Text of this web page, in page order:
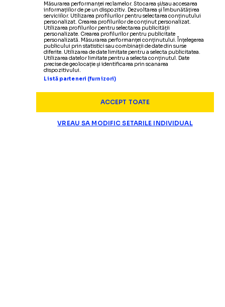
Măsurarea performanței reclamelor. Stocarea și/sau accesarea
informațiilor de pe un dispozitiv. Dezvoltarea și îmbunătățirea
serviciilor. Utilizarea profilurilor pentru selectarea conținutului
personalizat. Crearea profilurilor de conținut personalizat.
Utilizarea profilurilor pentru selectarea publicității
personalizate. Crearea profilurilor pentru publicitate
personalizată. Măsurarea performanței conținutului. Înțelegerea
publicului prin statistici sau combinații de date din surse
diferite. Utilizarea de date limitate pentru a selecta publicitatea.
Utilizarea datelor limitate pentru a selecta conținutul. Date
precise de geolocație și identificarea prin scanarea
dispozitivului.
Listă parteneri (furnizori)
ACCEPT TOATE
VREAU SA MODIFIC SETARILE INDIVIDUAL